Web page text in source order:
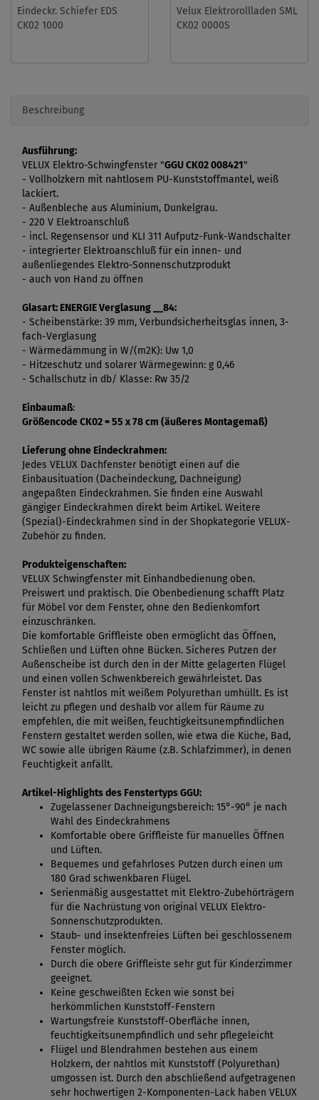
Eindeckr. Schiefer EDS
CK02 1000
Velux Elektrorollladen SML
CK02 0000S
Beschreibung
Ausführung:
VELUX Elektro-Schwingfenster "GGU CK02 008421"
- Vollholzkern mit nahtlosem PU-Kunststoffmantel, weiß
lackiert.
- Außenbleche aus Aluminium, Dunkelgrau.
- 220 V Elektroanschluß
- incl. Regensensor und KLI 311 Aufputz-Funk-Wandschalter
- integrierter Elektroanschluß für ein innen- und
außenliegendes Elektro-Sonnenschutzprodukt
- auch von Hand zu öffnen
Glasart: ENERGIE Verglasung __84:
- Scheibenstärke: 39 mm, Verbundsicherheitsglas innen, 3-
fach-Verglasung
- Wärmedämmung in W/(m2K): Uw 1,0
- Hitzeschutz und solarer Wärmegewinn: g 0,46
- Schallschutz in db/ Klasse: Rw 35/2
Einbaumaß:
Größencode CK02 = 55 x 78 cm (äußeres Montagemaß)
Lieferung ohne Eindeckrahmen:
Jedes VELUX Dachfenster benötigt einen auf die
Einbausituation (Dacheindeckung, Dachneigung)
angepaßten Eindeckrahmen. Sie finden eine Auswahl
gängiger Eindeckrahmen direkt beim Artikel. Weitere
(Spezial)-Eindeckrahmen sind in der Shopkategorie VELUX-
Zubehör zu finden.
Produkteigenschaften:
VELUX Schwingfenster mit Einhandbedienung oben.
Preiswert und praktisch. Die Obenbedienung schafft Platz
für Möbel vor dem Fenster, ohne den Bedienkomfort
einzuschränken.
Die komfortable Griffleiste oben ermöglicht das Öffnen,
Schließen und Lüften ohne Bücken. Sicheres Putzen der
Außenscheibe ist durch den in der Mitte gelagerten Flügel
und einen vollen Schwenkbereich gewährleistet. Das
Fenster ist nahtlos mit weißem Polyurethan umhüllt. Es ist
leicht zu pflegen und deshalb vor allem für Räume zu
empfehlen, die mit weißen, feuchtigkeitsunempfindlichen
Fenstern gestaltet werden sollen, wie etwa die Küche, Bad,
WC sowie alle übrigen Räume (z.B. Schlafzimmer), in denen
Feuchtigkeit anfällt.
Artikel-Highlights des Fenstertyps GGU:
Zugelassener Dachneigungsbereich: 15°-90° je nach
Wahl des Eindeckrahmens
Komfortable obere Griffleiste für manuelles Öffnen
und Lüften.
Bequemes und gefahrloses Putzen durch einen um
180 Grad schwenkbaren Flügel.
Serienmäßig ausgestattet mit Elektro-Zubehörträgern
für die Nachrüstung von original VELUX Elektro-
Sonnenschutzprodukten.
Staub- und insektenfreies Lüften bei geschlossenem
Fenster möglich.
Durch die obere Griffleiste sehr gut für Kinderzimmer
geeignet.
Keine geschweißten Ecken wie sonst bei
herkömmlichen Kunststoff-Fenstern
Wartungsfreie Kunststoff-Oberfläche innen,
feuchtigkeitsunempfindlich und sehr pflegeleicht
Flügel und Blendrahmen bestehen aus einem
Holzkern, der nahtlos mit Kunststoff (Polyurethan)
umgossen ist. Durch den abschließend aufgetragenen
sehr hochwertigen 2-Komponenten-Lack haben VELUX